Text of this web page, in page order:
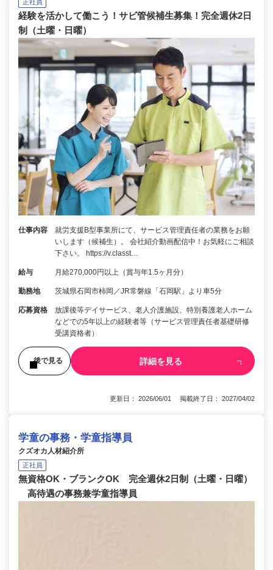
正社員
経験を活かして働こう！サビ管候補生募集！完全週休2日
制（土曜・日曜）
仕事内容
就労支援B型事業所にて、サービス管理責任者の業務をお願
いします（候補生）。 会社紹介動画配信中！お気軽にご相談
下さい。 https://v.classt…
給与 月給270,000円以上（賞与年1.5ヶ月分）
勤務地 茨城県石岡市柿岡／JR常磐線「石岡駅」より車5分
応募資格
放課後等デイサービス、老人介護施設、特別養護老人ホーム
などでの5年以上の経験者等（サービス管理責任者基礎研修
受講資格者）
後で見る 詳細を見る
更新日： 2026/06/01 掲載終了日： 2027/04/02
学童の事務・学童指導員
クズオカ人材紹介所
正社員
無資格OK・ブランクOK 完全週休2日制（土曜・日曜）
高待遇の事務兼学童指導員